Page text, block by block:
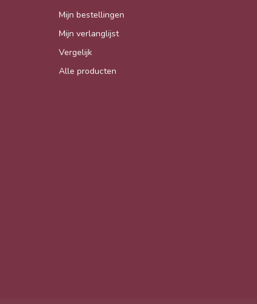
Mijn bestellingen
Mijn verlanglijst
Vergelijk
Alle producten